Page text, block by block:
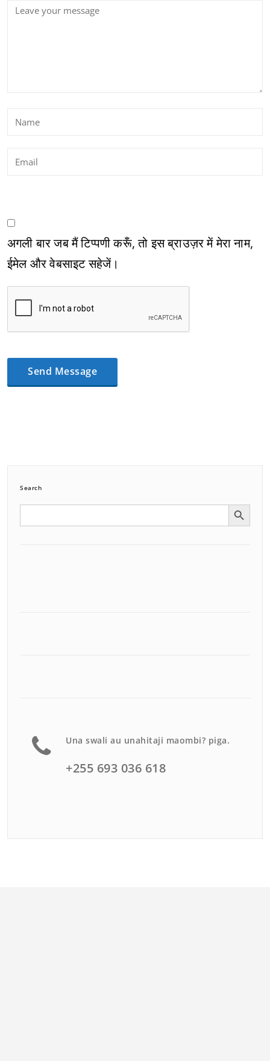
अगली बार जब मैं टिप्पणी करूँ, तो इस ब्राउज़र में मेरा नाम,
ईमेल और वेबसाइट सहेजें।
Search
Search Search Button
Una swali au unahitaji maombi? piga.
+255 693 036 618